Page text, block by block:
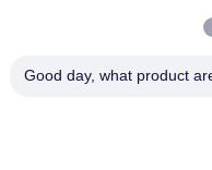
Van het de Simulatorspel
Virtuele Werkelijkheid
Good day, what product